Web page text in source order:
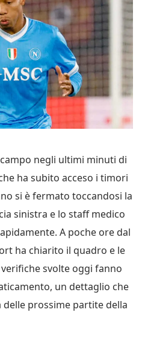
negli ultimi minuti di
ha subito acceso i timori
si è fermato toccandosi la
sinistra e lo staff medico
A poche ore dal
ha chiarito il quadro e le
svolte oggi fanno
un dettaglio che
prossime partite della